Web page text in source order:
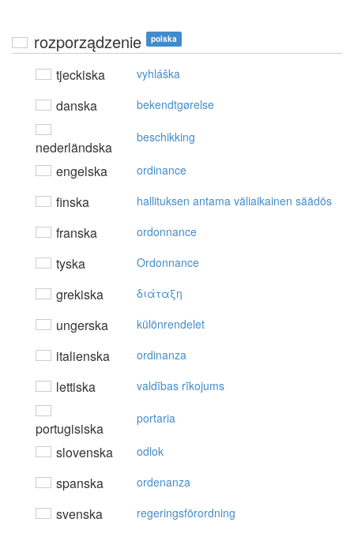
rozporządzenie polska
tjeckiska vyhláška
danska bekendtgørelse
nederländska
beschikking
engelska ordinance
finska hallituksen antama väliaikainen säädös
franska ordonnance
tyska Ordonnance
grekiska διάταξη
ungerska különrendelet
italienska ordinanza
lettiska valdības rīkojums
portugisiska
portaria
slovenska odlok
spanska ordenanza
svenska regeringsförordning